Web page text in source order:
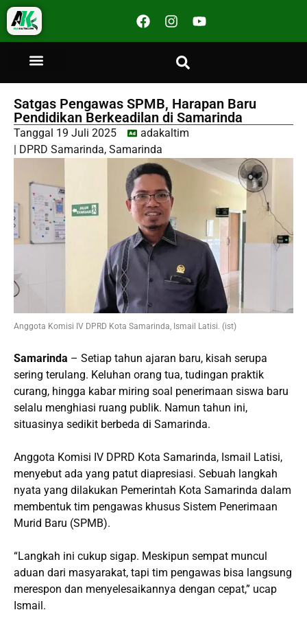
Satgas Pengawas SPMB, Harapan Baru
Pendidikan Berkeadilan di Samarinda
Tanggal 19 Juli 2025
adakaltim
DPRD Samarinda, Samarinda
Anggota Komisi IV DPRD Kota Samarinda, Ismail Latisi. (ist)
Samarinda – Setiap tahun ajaran baru, kisah serupa
sering terulang. Keluhan orang tua, tudingan praktik
curang, hingga kabar miring soal penerimaan siswa baru
selalu menghiasi ruang publik. Namun tahun ini,
situasinya sedikit berbeda di Samarinda.
Anggota Komisi IV DPRD Kota Samarinda, Ismail Latisi,
menyebut ada yang patut diapresiasi. Sebuah langkah
nyata yang dilakukan Pemerintah Kota Samarinda dalam
membentuk tim pengawas khusus Sistem Penerimaan
Murid Baru (SPMB).
“Langkah ini cukup sigap. Meskipun sempat muncul
aduan dari masyarakat, tapi tim pengawas bisa langsung
merespon dan menyelesaikannya dengan cepat,” ucap
Ismail.